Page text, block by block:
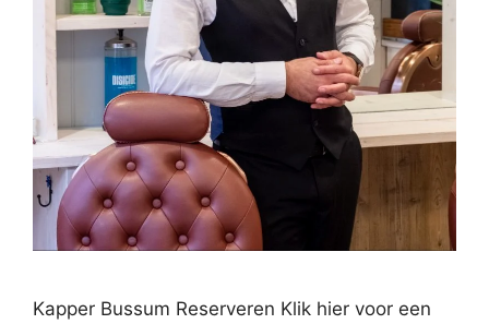
Kapper Bussum Reserveren Klik hier voor een